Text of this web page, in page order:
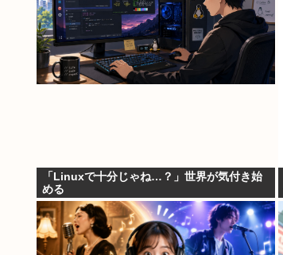
「Linuxで十分じゃね…？」世界が気付き始
める